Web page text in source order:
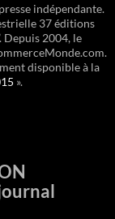
indépendante.
37 éditions
Depuis 2004, le
disponible à la
».